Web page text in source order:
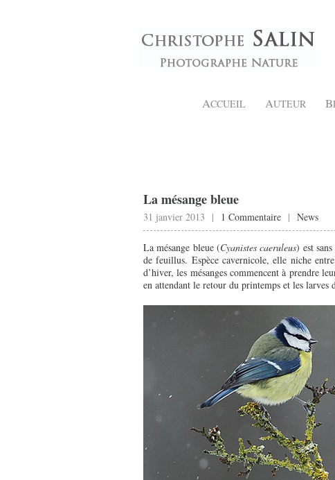
ACCUEIL AUTEUR B
La mésange bleue
31 janvier 2013 | 1 Commentaire | News
La mésange bleue (Cyanistes caeruleus) est
de feuillus. Espèce cavernicole, elle niche
d’hiver, les mésanges commencent à prendre
en attendant le retour du printemps et les larves